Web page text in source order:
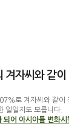
자씨와 같이
로 겨자씨와 같이
일일지도 모릅니다.
어 아시아를 변화시